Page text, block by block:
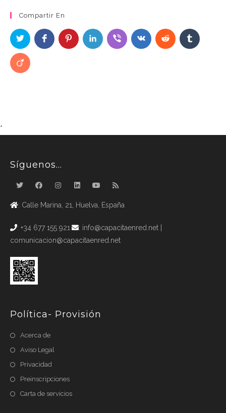
Compartir En
*
Síguenos…
: Calle Marina, 21, Huelva, España
: +34 677 155 921
: info@capacitaenred.net |
comunicacion@capacitaenred.net
Política- Provisión
Acerca de
Aviso Legal
Privacidad
Preinscripciones
Carta de servicios